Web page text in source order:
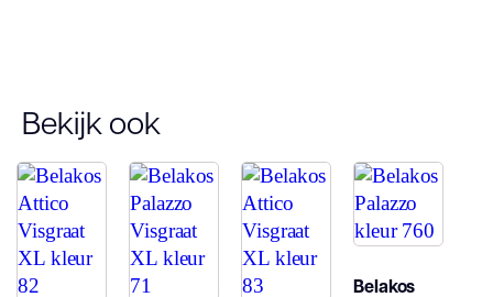
Bekijk ook
Belakos